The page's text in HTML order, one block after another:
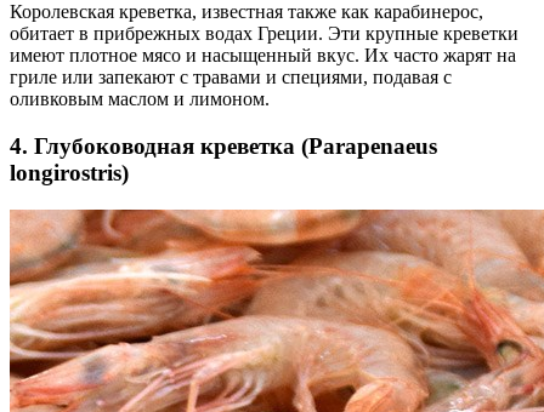
Королевская креветка, известная также как карабинерос,
обитает в прибрежных водах Греции. Эти крупные креветки
имеют плотное мясо и насыщенный вкус. Их часто жарят на
гриле или запекают с травами и специями, подавая с
оливковым маслом и лимоном.
4. Глубоководная креветка (Parapenaeus
longirostris)